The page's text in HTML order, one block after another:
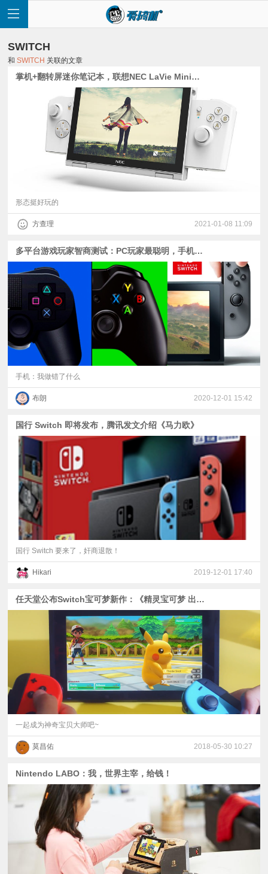
讯
测
视
科
普
SWITCH
和SWITCH 关联的文章
掌机+翻转屏迷你笔记本，联想NEC LaVie Mini发布
形态挺好玩的
方查理 2021-01-08 11:09
多平台游戏玩家智商测试：PC玩家最聪明，手机玩家垫底
手机：我做错了什么
布朗 2020-12-01 15:42
国行 Switch 即将发布，腾讯发文介绍《马力欧》
国行 Switch 要来了，奸商退散！
Hikari 2019-12-01 17:40
任天堂公布Switch宝可梦新作：《精灵宝可梦 出发吧》
一起成为神奇宝贝大师吧~
莫昌佑 2018-05-30 10:27
Nintendo LABO：我，世界主宰，给钱！